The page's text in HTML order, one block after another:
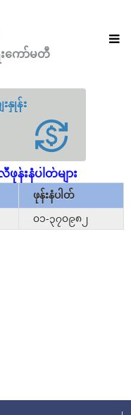
ကော်မတီ
နှုန်း
နံပါတ်များ
ဖုန်းနံပါတ်
၀၁-၃၇၀၉၈၂